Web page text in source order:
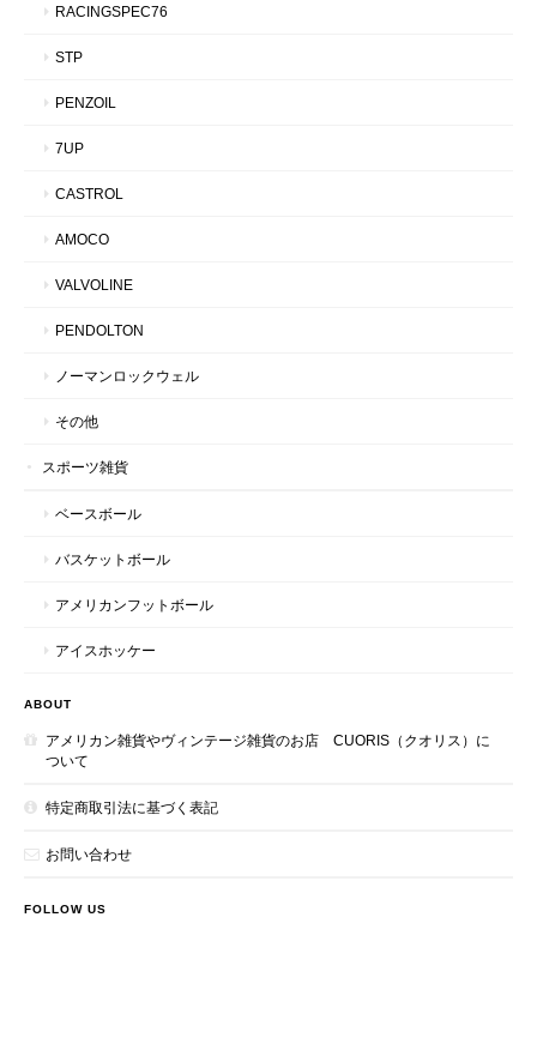
RACINGSPEC76
STP
PENZOIL
7UP
CASTROL
AMOCO
VALVOLINE
PENDOLTON
ノーマンロックウェル
その他
スポーツ雑貨
ベースボール
バスケットボール
アメリカンフットボール
アイスホッケー
ABOUT
アメリカン雑貨やヴィンテージ雑貨のお店 CUORIS（クオリス）に
ついて
特定商取引法に基づく表記
お問い合わせ
FOLLOW US